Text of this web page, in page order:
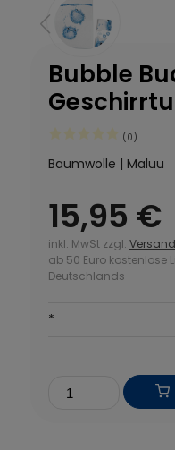
Bubble
(0)
Baumwolle | Maluu
15,95 €
inkl. MwSt zzgl.
ab 50 Euro kostenlose
Deutschlands
*